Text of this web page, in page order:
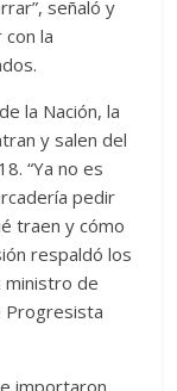
señaló y
la
la Nación, la
y salen del
“Ya no es
pedir
traen y cómo
respaldó los
de
Progresista
importaron